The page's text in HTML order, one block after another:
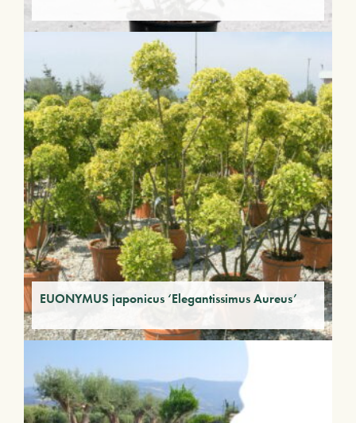
EUONYMUS japonicus ‘Elegantissimus Aureus’